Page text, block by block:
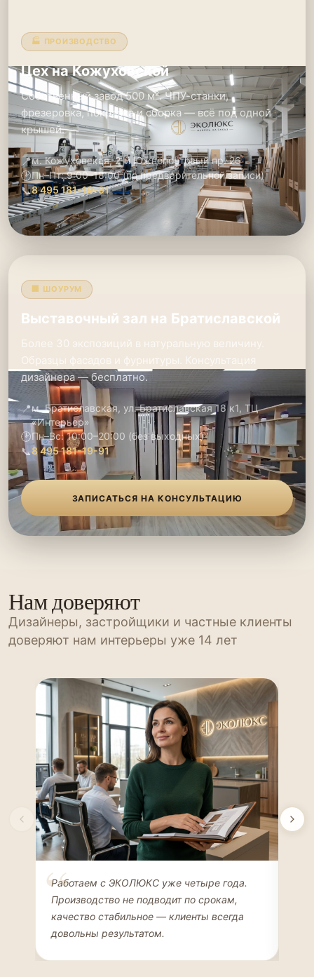
🏭 ПРОИЗВОДСТВО
Цех на Кожуховской
Собственный завод 500 м². ЧПУ-станки,
фрезеровка, покраска и сборка — всё под одной
крышей.
📍м. Кожуховская, 2-й Южнопортовый пр. 26
🕑Пн–Пт: 9:00–18:00 (по предварительной записи)
📞8 495 181-19-91
🏢 ШОУРУМ
Выставочный зал на Братиславской
Более 30 экспозиций в натуральную величину.
Образцы фасадов и фурнитуры. Консультация
дизайнера — бесплатно.
📍м. Братиславская, ул. Братиславская 18 к1, ТЦ
«Интерьер»
🕑Пн–Вс: 10:00–20:00 (без выходных)
📞8 495 181-19-91
ЗАПИСАТЬСЯ НА КОНСУЛЬТАЦИЮ
Нам доверяют
Дизайнеры, застройщики и частные клиенты
доверяют нам интерьеры уже 14 лет
Елена Соколова
ДИЗАЙНЕР ИНТЕРЬЕРОВ
Работаем с ЭКОЛЮКС уже четыре года.
Производство не подводит по срокам,
качество стабильное — клиенты всегда
довольны результатом.